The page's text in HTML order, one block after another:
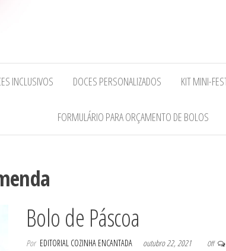
INCLUSIVOS DOCES PERSONALIZADOS KIT MINI-
FORMULÁRIO PARA ORÇAMENTO DE BOLOS
Bolo de Páscoa
Por EDITORIAL COZINHA ENCANTADA outubro 22, 2021 Off